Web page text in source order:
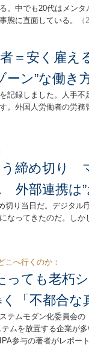
。中でも20代はメンタ
態に直面している。
者＝安く雇
ーン”な働き
記録しました。人手
。外国人労働者の労
う締め切り
部連携は”
切り当日だ。デジタル
なってきたのだ。し
こへ行くのか：
っても老朽
「不都合な
テムモダン化委員会の
ムを放置する企業が
参与の著者がレポー